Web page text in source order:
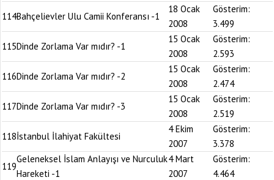
114Bahçelievler Ulu Camii Konferansı -1
18 Ocak
2008
Gösterim:
3.499
115Dinde Zorlama Var mıdır? -1
15 Ocak
2008
Gösterim:
2.593
116Dinde Zorlama Var mıdır? -2
15 Ocak
2008
Gösterim:
2.474
117Dinde Zorlama Var mıdır? -3
15 Ocak
2008
Gösterim:
2.519
118İstanbul İlahiyat Fakültesi
4 Ekim
2007
Gösterim:
3.378
119
Geleneksel İslam Anlayışı ve Nurculuk
Hareketi -1
4 Mart
2007
Gösterim:
4.464